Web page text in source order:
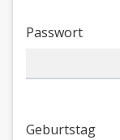
Passwort
Geburtstag